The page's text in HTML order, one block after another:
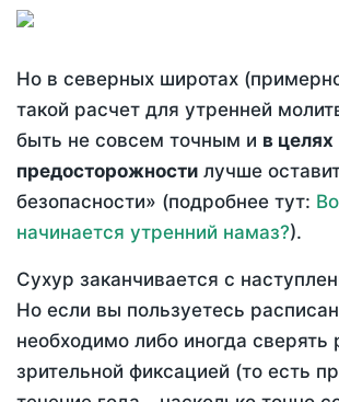
Но в северных широтах
такой расчет для утренней
быть не совсем точным и в целях
предосторожности лучше
безопасности» (подробнее тут:
начинается утренний намаз?).
Сухур заканчивается с
Но если вы пользуетесь
необходимо либо иногда сверять
зрительной фиксацией (то есть